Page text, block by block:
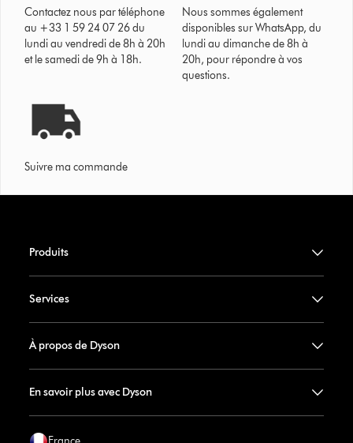
Contactez nous par téléphone
au +33 1 59 24 07 26 du
lundi au vendredi de 8h à 20h
et le samedi de 9h à 18h.
Nous sommes également
disponibles sur WhatsApp, du
lundi au dimanche de 8h à
20h, pour répondre à vos
questions.
Suivre ma commande
Produits
Services
À propos de Dyson
En savoir plus avec Dyson